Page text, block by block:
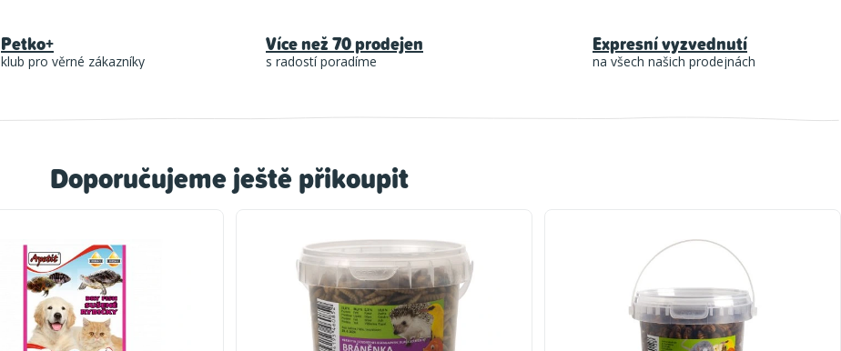
Doporučujeme ještě přikoupit
Petko+
klub pro věrné zákazníky
Více než 70 prodejen
s radostí poradíme
Expresní vyzvednutí
na všech našich prodejnách